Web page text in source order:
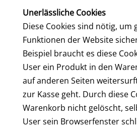
Unerlässliche Cookies
Diese Cookies sind nötig, um
Funktionen der Website
Beispiel braucht es diese
User ein Produkt in den
auf anderen Seiten
zur Kasse geht. Durch diese
Warenkorb nicht gelöscht,
User sein Browserfenster